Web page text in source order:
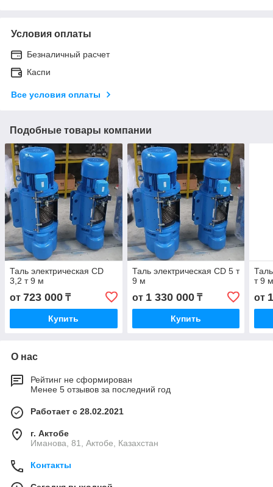
Условия оплаты
Безналичный расчет
Каспи
Все условия оплаты
Подобные товары компании
Таль электрическая CD
3,2 т 9 м
от 723 000 ₸
Купить
Таль электрическая CD 5 т
9 м
от 1 330 000₸
Купить
т 9
от
О нас
Рейтинг не сформирован
Менее 5 отзывов за последний год
Работает с 28.02.2021
г. Актобе
Иманова, 81, Актобе, Казахстан
Контакты